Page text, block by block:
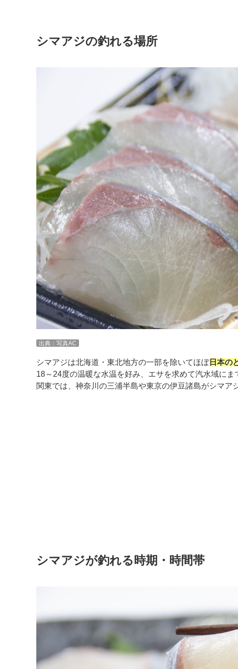
シマアジの釣れる場所
出典：写真AC
シマアジは北海道・東北地方の一部を除いてほぼ 日本の
18～24度の温暖な水温を好み、エサを求めて汽水域にま
関東では、神奈川の三浦半島や東京の伊豆諸島がシマア
シマアジが釣れる時期・時間帯